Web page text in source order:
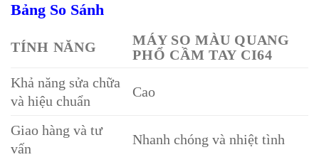
Bảng So Sánh
TÍNH NĂNG
MÁY SO MÀU QUANG
PHỔ CẦM TAY CI64
Khả năng sửa chữa
và hiệu chuẩn
Cao
Giao hàng và tư
vấn
Nhanh chóng và nhiệt tình